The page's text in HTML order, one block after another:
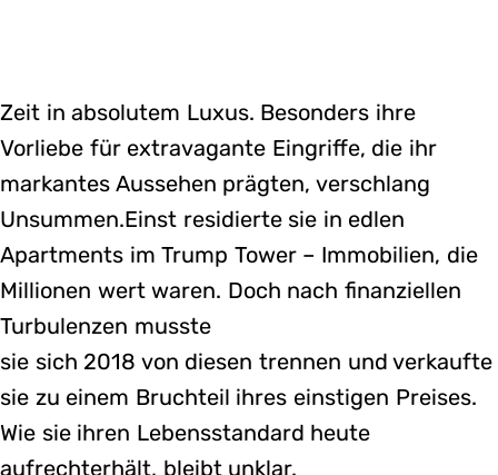
Zeit in absolutem Luxus. Besonders ihre
Vorliebe für extravagante Eingriffe, die ihr
markantes Aussehen prägten, verschlang
Unsummen.Einst residierte sie in edlen
Apartments im Trump Tower – Immobilien, die
Millionen wert waren. Doch nach finanziellen
Turbulenzen musste
sie sich 2018 von diesen trennen und verkaufte
sie zu einem Bruchteil ihres einstigen Preises.
Wie sie ihren Lebensstandard heute
aufrechterhält, bleibt unklar.